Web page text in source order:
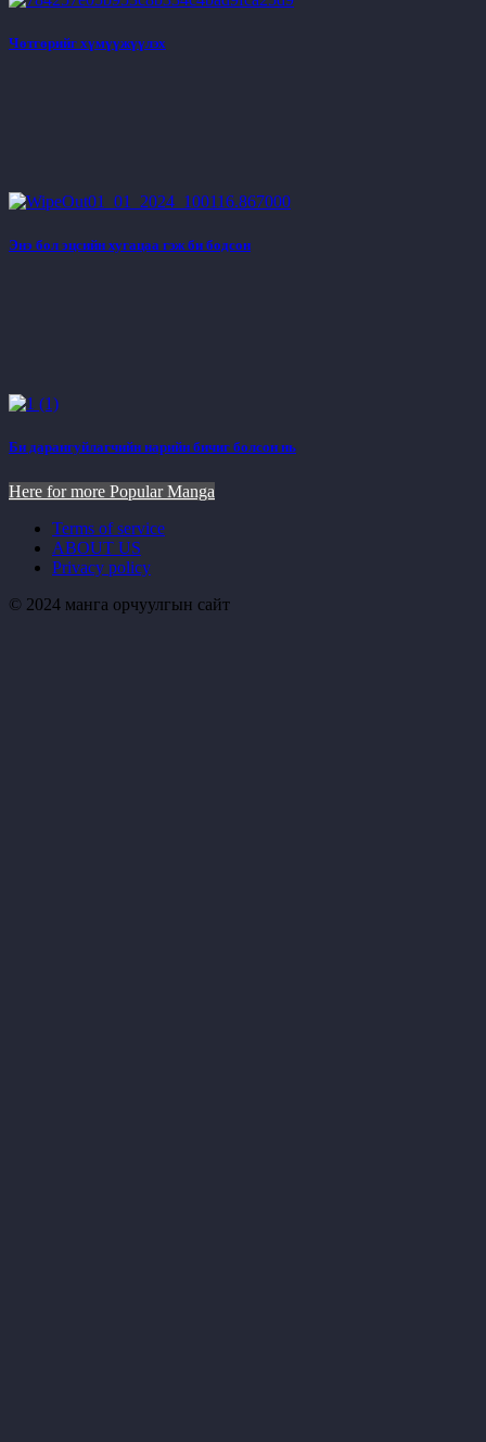
Чөтгөрийг хүмүүжүүлэх
Энэ бол эцсийн хугацаа гэж би бодсон
Би дарангуйлагчийн нарийн бичиг болсон нь
Here for more Popular Manga
Terms of service
ABOUT US
Privacy policy
© 2024 манга орчуулгын сайт